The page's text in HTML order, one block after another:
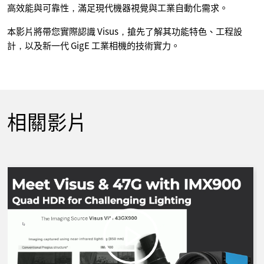
高效能與可靠性，滿足現代機器視覺與工業自動化需求。
本影片將帶您實際認識 Visus，搶先了解其功能特色、工程設
計，以及新一代 GigE 工業相機的技術實力。
相關影片